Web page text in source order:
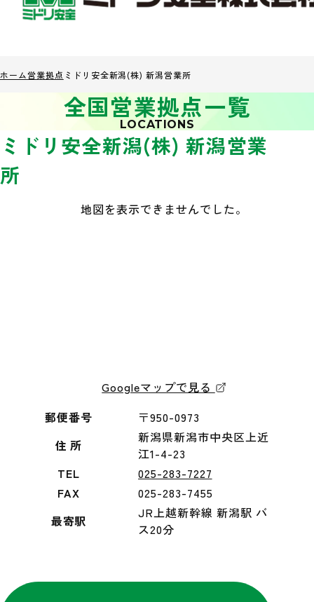
ホーム営業拠点 ミドリ安全新潟(株) 新潟営業所
全国営業拠点一覧
LOCATIONS
ミドリ安全新潟(株) 新潟営業
所
地図を表示できませんでした。
Googleマップで見る
郵便番号
〒950-0973
住 所
新潟県新潟市中央区上近
江1-4-23
TEL
025-283-7227
FAX
025-283-7455
最寄駅
JR上越新幹線 新潟駅 バ
ス20分